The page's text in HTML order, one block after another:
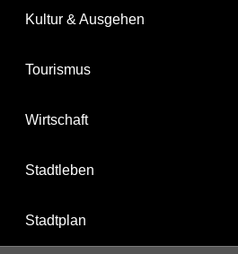
Kultur & Ausgehen
Tourismus
Wirtschaft
Stadtleben
Stadtplan